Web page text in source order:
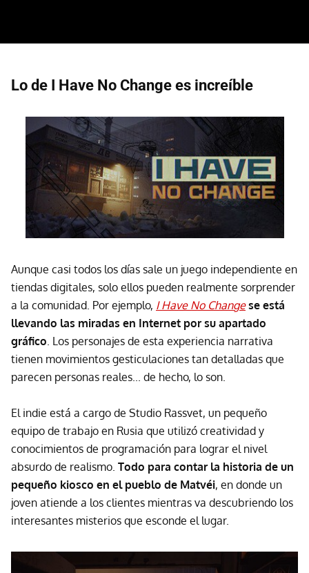
Lo de I Have No Change es increíble
Aunque casi todos los días sale un juego independiente en
tiendas digitales, solo ellos pueden realmente sorprender
a la comunidad. Por ejemplo, I Have No Change se está
llevando las miradas en Internet por su apartado
gráfico . Los personajes de esta experiencia narrativa
tienen movimientos gesticulaciones tan detalladas que
parecen personas reales... de hecho, lo son.
El indie está a cargo de Studio Rassvet, un pequeño
equipo de trabajo en Rusia que utilizó creatividad y
conocimientos de programación para lograr el nivel
absurdo de realismo. Todo para contar la historia de un
pequeño kiosco en el pueblo de Matvéi, en donde un
joven atiende a los clientes mientras va descubriendo los
interesantes misterios que esconde el lugar.